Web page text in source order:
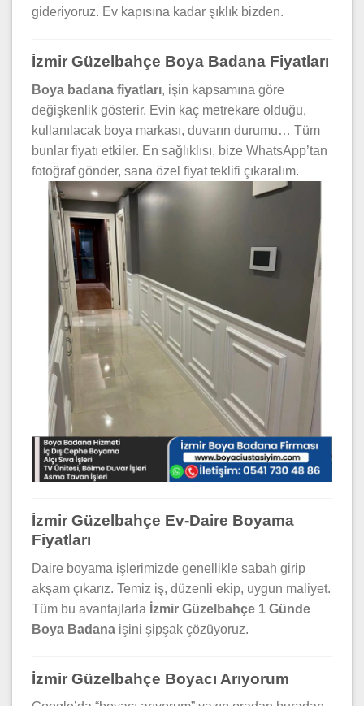
gideriyoruz. Ev kapısına kadar şıklık bizden.
İzmir Güzelbahçe Boya Badana Fiyatları
Boya badana fiyatları, işin kapsamına göre
değişkenlik gösterir. Evin kaç metrekare olduğu,
kullanılacak boya markası, duvarın durumu… Tüm
bunlar fiyatı etkiler. En sağlıklısı, bize WhatsApp’tan
fotoğraf gönder, sana özel fiyat teklifi çıkaralım.
İzmir Güzelbahçe Ev-Daire Boyama
Fiyatları
Daire boyama işlerimizde genellikle sabah girip
akşam çıkarız. Temiz iş, düzenli ekip, uygun maliyet.
Tüm bu avantajlarla İzmir Güzelbahçe 1 Günde
Boya Badana işini şipşak çözüyoruz.
İzmir Güzelbahçe Boyacı Arıyorum